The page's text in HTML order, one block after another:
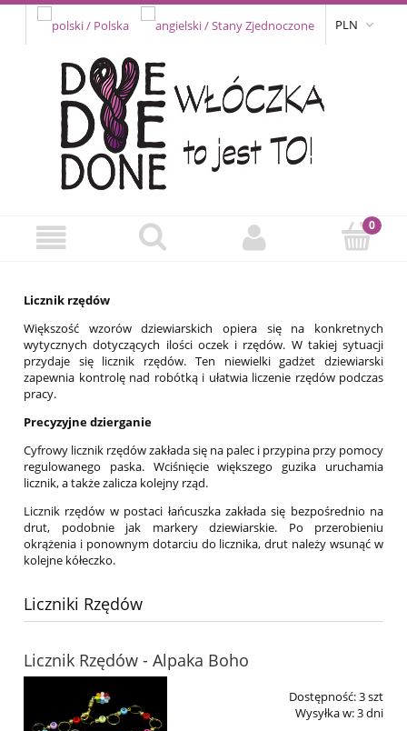
PLN
Licznik rzędów
Większość wzorów dziewiarskich opiera się na konkretnych
wytycznych dotyczących ilości oczek i rzędów. W takiej sytuacji
przydaje się licznik rzędów. Ten niewielki gadżet dziewiarski
zapewnia kontrolę nad robótką i ułatwia liczenie rzędów podczas
pracy.
Precyzyjne dzierganie
Cyfrowy licznik rzędów zakłada się na palec i przypina przy pomocy
regulowanego paska. Wciśnięcie większego guzika uruchamia
licznik, a także zalicza kolejny rząd.
Licznik rzędów w postaci łańcuszka zakłada się bezpośrednio na
drut, podobnie jak markery dziewiarskie. Po przerobieniu
okrążenia i ponownym dotarciu do licznika, drut należy wsunąć w
kolejne kółeczko.
Liczniki Rzędów
Licznik Rzędów - Alpaka Boho
Dostępność:3 szt
Wysyłka w:3 dni